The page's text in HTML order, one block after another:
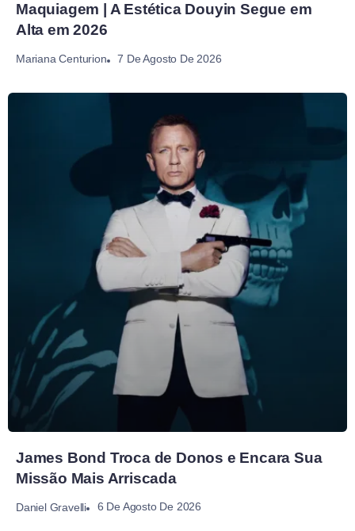
Maquiagem | A Estética Douyin Segue em
Alta em 2026
Mariana Centurion 7 De Agosto De 2026
James Bond Troca de Donos e Encara Sua
Missão Mais Arriscada
Daniel Gravelli 6 De Agosto De 2026